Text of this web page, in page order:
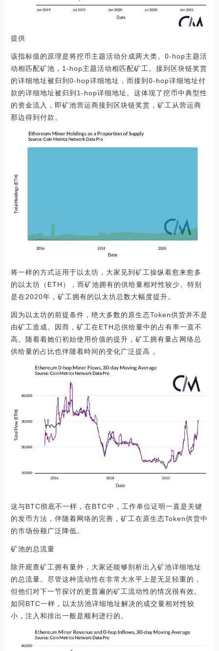
提供
该指标值的原理是将挖币主题活动分成两大类。0-hop主题活
动相匹配矿池，1-hop主题活动相匹配矿工。接到区块链奖赏
的详细地址被归到0-hop详细地址，而接到0-hop详细地址付
款的详细地址被归到1-hop详细地址。这体现了挖币中典型性
的资金流入，即矿池营运商接到区块链奖赏，矿工从营运商
那边得到付款。
将一样的方式运用于以太坊，大家见到矿工操纵着愈来愈多
的以太坊（ETH），而矿池拥有的供给量相对性较少。特别
是在2020年，矿工拥有的以太坊总数大幅度提升。
因为以太坊的前提条件，绝大多数的原生态Token供货并不是
由矿工造成。因而，矿工在ETH总供给量中的占有率一直不
高。随着着她们初始使用价值的提升，矿工拥有量占网络总
供给量的占比也伴随着時间的变化广泛提高 。
这与BTC彻底不一样，在BTC中，工作单位证明一直是关键
的发币方法，伴随着网络的完善，矿工在原生态Token供货中
的市场份额广泛降低。
矿池的总流量
除开观查矿工拥有量外，大家还能够剖析出入矿池详细地址
的总流量。尽管这种流动性在非常大水平上是无足轻重的，
但他们对下一节探讨的更普遍的矿工流动性的情况很有效。
如同BTC一样，以太坊池详细地址解决的成交量相对性较
小，注入和排出一般是顺利进行的。